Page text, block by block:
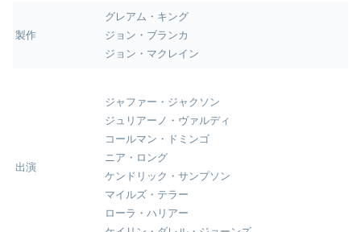
製作
グレアム・キング
ジョン・ブランカ
ジョン・マクレイン
出演
ジャファー・ジャクソン
ジュリアーノ・ヴァルディ
コールマン・ドミンゴ
ニア・ロング
ケンドリック・サンプソン
マイルズ・テラー
ローラ・ハリアー